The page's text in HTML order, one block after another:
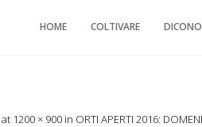
HOME COLTIVARE
at 1200 × 900 in ORTI APERTI 2016: